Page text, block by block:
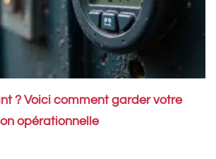
? Voici comment garder votre
opérationnelle